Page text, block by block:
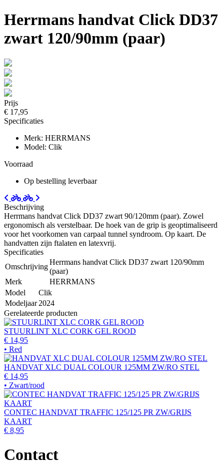
Herrmans handvat Click DD37
zwart 120/90mm (paar)
Prijs
€ 17,95
Specificaties
Merk: HERRMANS
Model: Clik
Voorraad
Op bestelling leverbaar
Beschrijving
Herrmans handvat Click DD37 zwart 90/120mm (paar). Zowel
ergonomisch als verstelbaar. De hoek van de grip is geoptimaliseerd
voor het voorkomen van carpaal tunnel syndroom. Op kaart. De
handvatten zijn ftalaten en latexvrij.
Specificaties
Omschrijving
Herrmans handvat Click DD37 zwart 120/90mm
(paar)
Merk
HERRMANS
Model
Clik
Modeljaar 2024
Gerelateerde producten
STUURLINT XLC CORK GEL ROOD
€ 14,95
• Red
HANDVAT XLC DUAL COLOUR 125MM ZW/RO STEL
€ 14,95
• Zwart/rood
CONTEC HANDVAT TRAFFIC 125/125 PR ZW/GRIJS
KAART
€ 8,95
Contact